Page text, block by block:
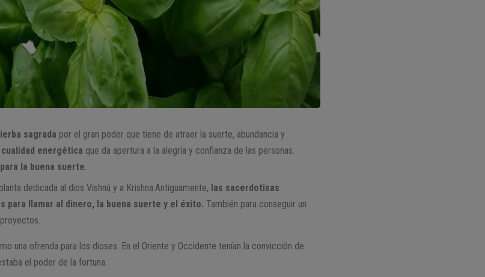
sagrada por el gran poder que tiene de atraer la suerte, abundancia y
energética que da apertura a la alegría y confianza de las personas.
la buena suerte.
dedicada al dios Vishnú y a Krishna.Antiguamente, las sacerdotisas
para llamar al dinero, la buena suerte y el éxito. También para conseguir un
una ofrenda para los dioses. En el Oriente y Occidente tenían la convicción de
el poder de la fortuna.